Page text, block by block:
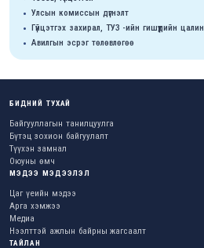
Улсын комиссын дүгнэлт
Гүйцэтгэх захирал, ТУЗ -ийн гишүүдийн цалин
Авилгын эсрэг төлөвлөгөө
БИДНИЙ ТУХАЙ
Байгууллагын танилцуулга
Бүтэц зохион байгуулалт
Түүхэн замнал
Оюуны өмч
МЭДЭЭ МЭДЭЭЛЭЛ
Цаг үеийн мэдээ
Арга хэмжээ
Медиа
Нээлттэй ажлын байрны жагсаалт
ТАЙЛАН